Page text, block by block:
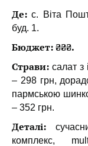
Де: с. Віта
буд. 1.
Бюджет: ₴₴₴.
Страви: салат
– 298 грн,
пармською
– 352 грн.
Деталі:
комплекс,